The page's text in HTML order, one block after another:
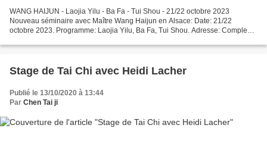
WANG HAIJUN - Laojia Yilu - Ba Fa - Tui Shou - 21/22 octobre 2023
Nouveau séminaire avec Maître Wang Haijun en Alsace: Date: 21/22
octobre 2023. Programme: Laojia Yilu, Ba Fa, Tui Shou. Adresse: Complexe
Stage de Tai Chi avec Heidi Lacher
Publié le 13/10/2020 à 13:44
Par Chen Tai ji